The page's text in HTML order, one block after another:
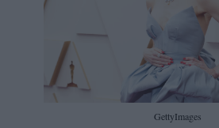
GettyImages